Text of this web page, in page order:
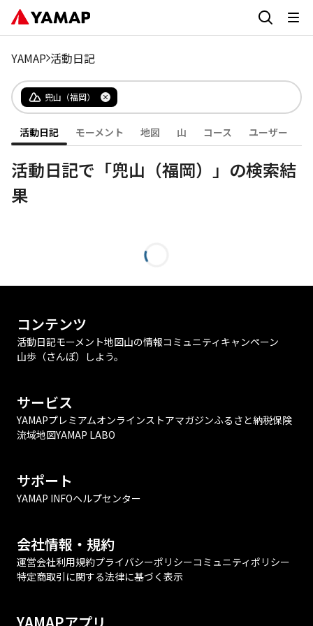
YAMAP 活動日記
兜山（福岡）
活動日記 モーメント 地図 山 コース ユーザー
活動日記で「兜山（福岡）」の検索結
果
コンテンツ
活動日記モーメント地図山の情報コミュニティ キャンペーン
山歩（さんぽ）しよう。
サービス
YAMAPプレミアムオンラインストアマガジンふるさと納税保険
流域地図YAMAP LABO
サポート
YAMAP INFOヘルプセンター
会社情報・規約
運営会社利用規約プライバシーポリシーコミュニティポリシー
特定商取引に関する法律に基づく表示